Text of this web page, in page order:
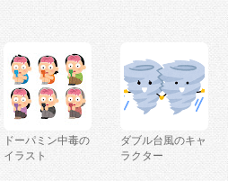
ドーパミン中毒の
イラスト
ダブル台風のキャ
ラクター